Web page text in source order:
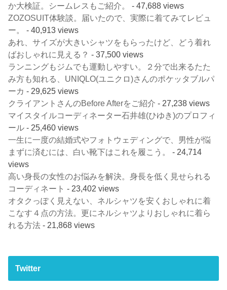
か大検証。シームレスもご紹介。
- 47,688 views
ZOZOSUIT体験談。届いたので、実際に着てみてレビュ
ー。
- 40,913 views
あれ、サイズが大きいシャツをもらったけど、どう着れ
ばおしゃれに見える？ - 37,500 views
ランニングもジムでも運動しやすい。２分で出来るたた
み方も知れる、UNIQLO(ユニクロ)さんのポケッタブルパ
ーカ - 29,625 views
クライアントさんのBefore Afterをご紹介 - 27,238 views
マイスタイルコーディネーター石井雄(ひゆき)のプロフィ
ール - 25,460 views
一生に一度の結婚式やフォトウェディングで、男性が悩
まずに済むには、白い靴下はこれを履こう。
- 24,714
views
高い身長の女性のお悩みを解決。身長を低く見せられる
コーディネート - 23,402 views
オタクっぽく見えない、ネルシャツを安くおしゃれに着
こなす４点の方法。更にネルシャツよりおしゃれに着ら
れる方法 - 21,868 views
Twitter